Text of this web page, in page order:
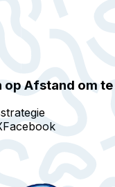
Afstand om
Facebook